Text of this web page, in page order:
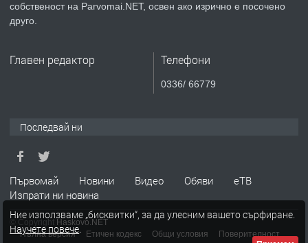
ПРЕДЛАГА Уроци по Математика
ТЪРСИ Търсим работник
собственост на Parvomai.NET, освен ако изрично е посочено
друго.
Главен редактор Телефони
0336/ 66779
Последвай ни
Първомай Новини Видео Обяви
еТВ
Изпрати ни новина
© Copyright Haskovo.NET
Пълна версия
Етичен кодекс Общи условия
Поверителност
Ние използваме „бисквитки“, за да улесним вашето сърфиране.
Научете повече.